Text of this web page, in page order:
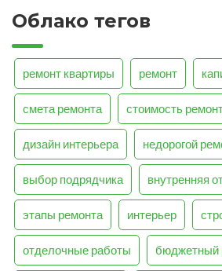
Облако тегов
ремонт квартиры ремонт
смета ремонта стоимость
дизайн интерьера недорогой
выбор подрядчика внутренняя
этапы ремонта интерьер
отделочные работы бюджетный